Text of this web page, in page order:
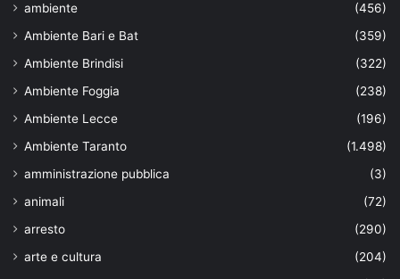
ambiente
(456)
Ambiente Bari e Bat
(359)
Ambiente Brindisi
(322)
Ambiente Foggia
(238)
Ambiente Lecce
(196)
Ambiente Taranto
(1.498)
amministrazione pubblica
(3)
animali
(72)
arresto
(290)
arte e cultura
(204)